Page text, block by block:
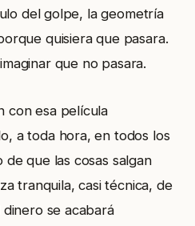
del golpe, la geometría
quisiera que pasara.
que no pasara.
con esa película
a toda hora, en todos los
que las cosas salgan
tranquila, casi técnica, de
se acabará